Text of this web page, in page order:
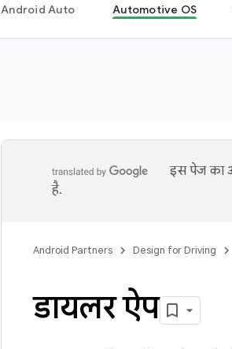
Android Auto Automotive OS
इस पेज का
है.
Android Partners Design for Driving
डायलर ऐप